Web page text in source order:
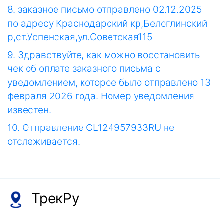
8. заказное письмо отправлено 02.12.2025
по адресу Краснодарский кр,Белоглинский
р,ст.Успенская,ул.Советская115
9. Здравствуйте, как можно восстановить
чек об оплате заказного письма с
уведомлением, которое было отправлено 13
февраля 2026 года. Номер уведомления
известен.
10. Отправление CL124957933RU не
отслеживается.
ТрекРу